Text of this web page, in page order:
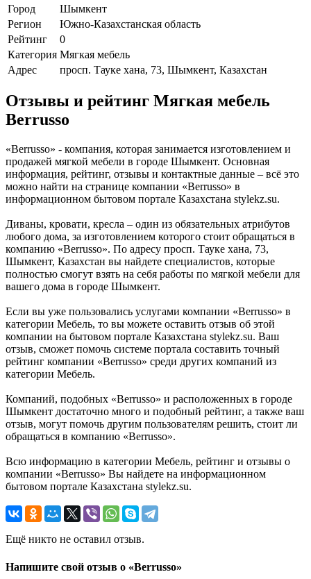
Город
Шымкент
Регион
Южно-Казахстанская область
Рейтинг
0
Категория Мягкая мебель
Адрес
просп. Тауке хана, 73, Шымкент, Казахстан
Отзывы и рейтинг Мягкая мебель
Berrusso
«Berrusso» - компания, которая занимается изготовлением и
продажей мягкой мебели в городе Шымкент. Основная
информация, рейтинг, отзывы и контактные данные – всё это
можно найти на странице компании «Berrusso» в
информационном бытовом портале Казахстана stylekz.su.
Диваны, кровати, кресла – один из обязательных атрибутов
любого дома, за изготовлением которого стоит обращаться в
компанию «Berrusso». По адресу просп. Тауке хана, 73,
Шымкент, Казахстан вы найдете специалистов, которые
полностью смогут взять на себя работы по мягкой мебели для
вашего дома в городе Шымкент.
Если вы уже пользовались услугами компании «Berrusso» в
категории Мебель, то вы можете оставить отзыв об этой
компании на бытовом портале Казахстана stylekz.su. Ваш
отзыв, сможет помочь системе портала составить точный
рейтинг компании «Berrusso» среди других компаний из
категории Мебель.
Компаний, подобных «Berrusso» и расположенных в городе
Шымкент достаточно много и подобный рейтинг, а также ваш
отзыв, могут помочь другим пользователям решить, стоит ли
обращаться в компанию «Berrusso».
Всю информацию в категории Мебель, рейтинг и отзывы о
компании «Berrusso» Вы найдете на информационном
бытовом портале Казахстана stylekz.su.
Ещё никто не оставил отзыв.
Напишите свой отзыв о «Berrusso»